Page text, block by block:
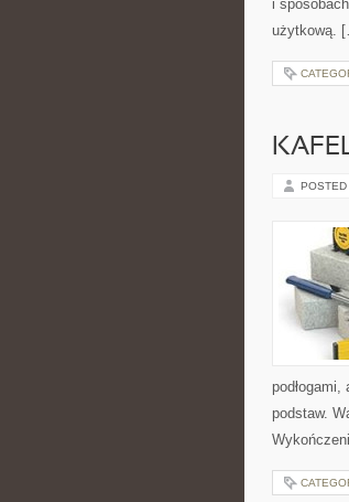
i
użytkową.
POSTED
podstaw.